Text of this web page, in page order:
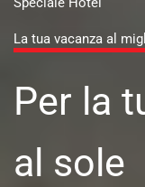
La tua vacanza al
Per la
al sole